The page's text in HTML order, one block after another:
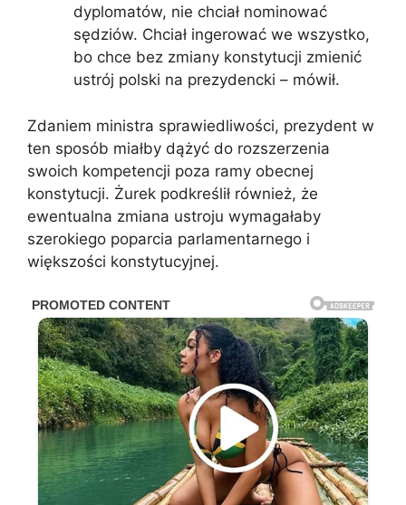
dyplomatów, nie chciał nominować
sędziów. Chciał ingerować we wszystko,
bo chce bez zmiany konstytucji zmienić
ustrój polski na prezydencki – mówił.
Zdaniem ministra sprawiedliwości, prezydent w
ten sposób miałby dążyć do rozszerzenia
swoich kompetencji poza ramy obecnej
konstytucji. Żurek podkreślił również, że
ewentualna zmiana ustroju wymagałaby
szerokiego poparcia parlamentarnego i
większości konstytucyjnej.